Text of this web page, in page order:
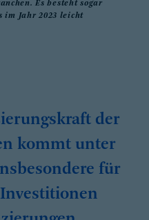
Es besteht sogar
im Jahr 2023 leicht
der
kommt unter
für